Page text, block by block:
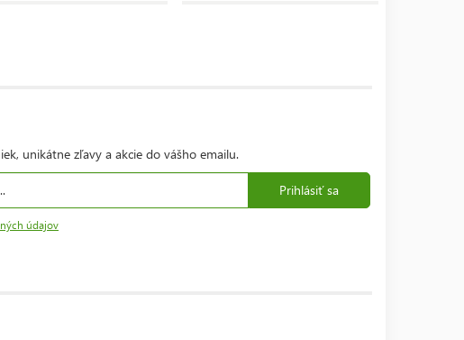
unikátne zľavy a akcie do vášho emailu.
Prihlásiť sa
údajov